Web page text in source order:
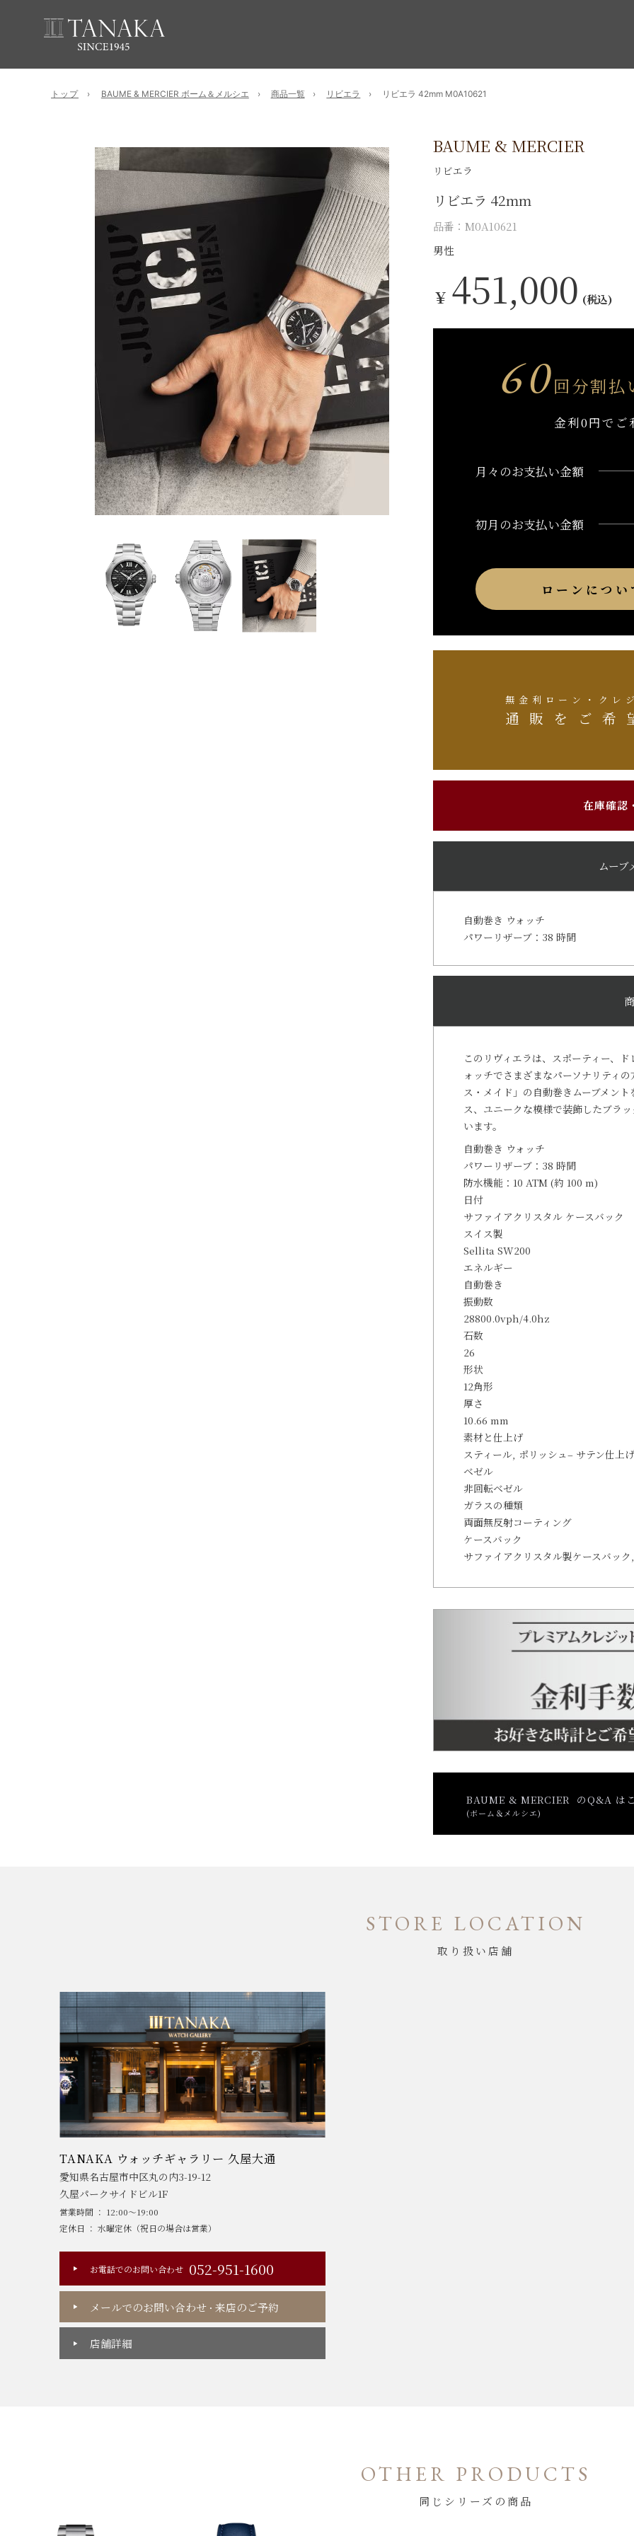
トップ BAUME & MERCIER ボーム＆メルシエ 商品一覧 リビエラ リビエラ 42mm M0A10621
BAUME & MERCIER
リビエラ
リビエラ 42mm
品番：M0A10621
男性
￥ 451,000 (税込)
60回分割払
金利0円でご
月々のお支払い金額
初月のお支払い金額
ローンにつ
無金利ローン・クレ
通販をご希
在庫確認
ムーブ
自動巻き ウォッチ
パワーリザーブ：38 時間
このリヴィエラは、スポーティー、
ォッチでさまざまなパーソナリティ
ス・メイド」の自動巻きムーブメン
ス、ユニークな模様で装飾したブラ
います。
自動巻き ウォッチ
パワーリザーブ：38 時間
防水機能：10 ATM (約 100 m)
日付
サファイアクリスタル ケースバック
スイス製
Sellita SW200
エネルギー
自動巻き
振動数
28800.0vph/4.0hz
石数
26
形状
12角形
厚さ
10.66 mm
素材と仕上げ
スティール, ポリッシュ– サテン仕上げ
ベゼル
非回転ベゼル
ガラスの種類
両面無反射コーティング
ケースバック
サファイアクリスタル製ケースバッ
BAUME & MERCIER のQ&A は
(ボーム＆メルシエ)
STORE LOCATION
取り扱い店舗
TANAKA ウォッチギャラリー 久屋大通
愛知県名古屋市中区丸の内3-19-12
久屋パークサイドビル1F
営業時間 ： 12:00～19:00
定休日 ： 水曜定休（祝日の場合は営業）
お電話でのお問い合わせ 052-951-1600
メールでのお問い合わせ・ 来店のご予約
店舗詳細
OTHER PRODUCTS
同じシリーズの商品